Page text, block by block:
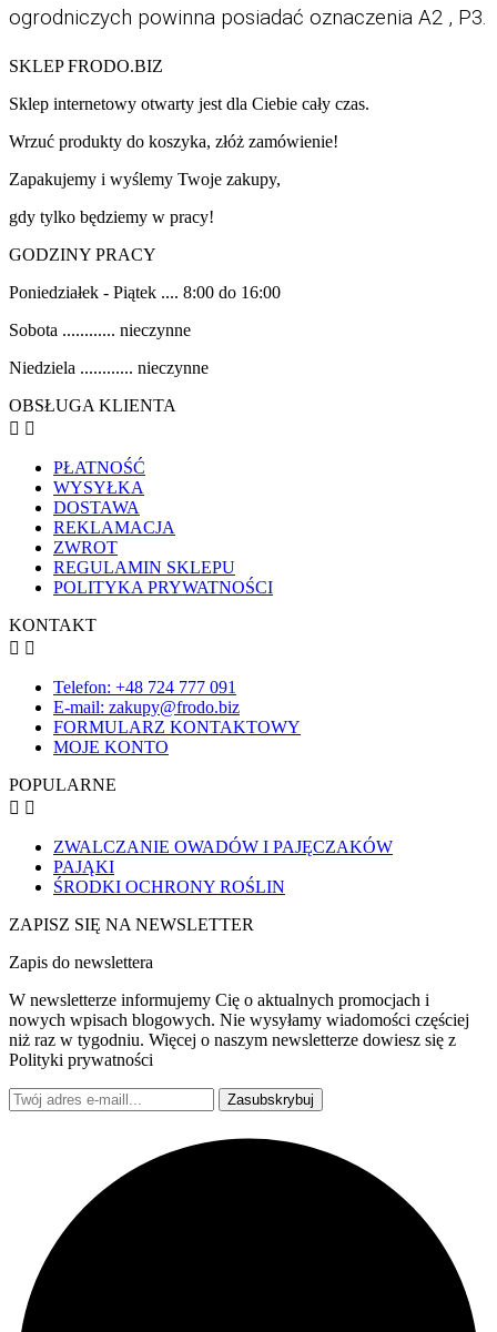
ogrodniczych powinna posiadać oznaczenia A2 , P3.
SKLEP FRODO.BIZ
Sklep internetowy otwarty jest dla Ciebie cały czas.
Wrzuć produkty do koszyka, złóż zamówienie!
Zapakujemy i wyślemy Twoje zakupy,
gdy tylko będziemy w pracy!
GODZINY PRACY
Poniedziałek - Piątek .... 8:00 do 16:00
Sobota ............ nieczynne
Niedziela ............ nieczynne
OBSŁUGA KLIENTA
 
PŁATNOŚĆ
WYSYŁKA
DOSTAWA
REKLAMACJA
ZWROT
REGULAMIN SKLEPU
POLITYKA PRYWATNOŚCI
KONTAKT
 
Telefon: +48 724 777 091
E-mail: zakupy@frodo.biz
FORMULARZ KONTAKTOWY
MOJE KONTO
POPULARNE
 
ZWALCZANIE OWADÓW I PAJĘCZAKÓW
PAJĄKI
ŚRODKI OCHRONY ROŚLIN
ZAPISZ SIĘ NA NEWSLETTER
Zapis do newslettera
W newsletterze informujemy Cię o aktualnych promocjach i
nowych wpisach blogowych. Nie wysyłamy wiadomości częściej
niż raz w tygodniu. Więcej o naszym newsletterze dowiesz się z
Polityki prywatności
Zasubskrybuj